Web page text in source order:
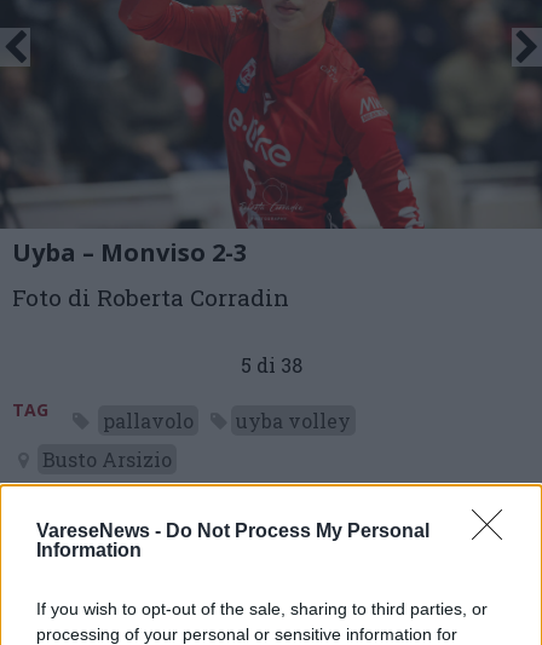
VareseNews - Do Not Process My Personal
Information
If you wish to opt-out of the sale, sharing to third parties, or
processing of your personal or sensitive information for
Uyba – Monviso 2-3
Foto di Roberta Corradin
5 di 38
TAG pallavolo
uyba volley
Busto Arsizio
Un punto e qualche rimpianto: la Uyba sconfitta al tie-
break da Monviso